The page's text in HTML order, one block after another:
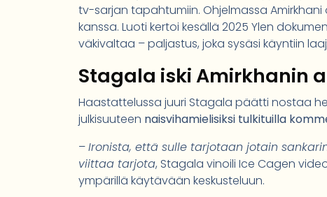
tv-sarjan tapahtumiin. Ohjelmassa Amirkhani
kanssa. Luoti kertoi kesällä 2025 Ylen
väkivaltaa – paljastus, joka sysäsi käyntiin
Stagala iski Amirkhanin
Haastattelussa juuri Stagala päätti nostaa
julkisuuteen naisvihamielisiksi tulkituilla
–Ironista, että sulle tarjotaan jotain
viittaa tarjota, Stagala vinoili Ice Cagen
ympärillä käytävään keskusteluun.